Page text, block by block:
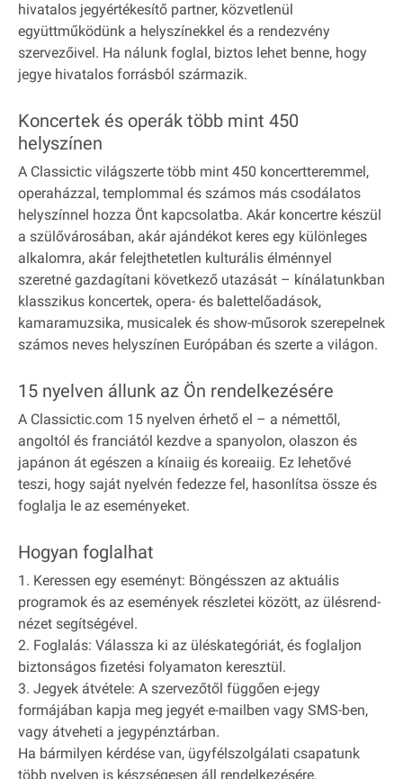
hivatalos jegyértékesítő partner, közvetlenül
együttműködünk a helyszínekkel és a rendezvény
szervezőivel. Ha nálunk foglal, biztos lehet benne, hogy
jegye hivatalos forrásból származik.
Koncertek és operák több mint 450
helyszínen
A Classictic világszerte több mint 450 koncertteremmel,
operaházzal, templommal és számos más csodálatos
helyszínnel hozza Önt kapcsolatba. Akár koncertre készül
a szülővárosában, akár ajándékot keres egy különleges
alkalomra, akár felejthetetlen kulturális élménnyel
szeretné gazdagítani következő utazását – kínálatunkban
klasszikus koncertek, opera- és balettelőadások,
kamaramuzsika, musicalek és show-műsorok szerepelnek
számos neves helyszínen Európában és szerte a világon.
15 nyelven állunk az Ön rendelkezésére
A Classictic.com 15 nyelven érhető el – a némettől,
angoltól és franciától kezdve a spanyolon, olaszon és
japánon át egészen a kínaiig és koreaiig. Ez lehetővé
teszi, hogy saját nyelvén fedezze fel, hasonlítsa össze és
foglalja le az eseményeket.
Hogyan foglalhat
1. Keressen egy eseményt: Böngésszen az aktuális
programok és az események részletei között, az ülésrend-
nézet segítségével.
2. Foglalás: Válassza ki az üléskategóriát, és foglaljon
biztonságos fizetési folyamaton keresztül.
3. Jegyek átvétele: A szervezőtől függően e-jegy
formájában kapja meg jegyét e-mailben vagy SMS-ben,
vagy átveheti a jegypénztárban.
Ha bármilyen kérdése van, ügyfélszolgálati csapatunk
több nyelven is készségesen áll rendelkezésére.